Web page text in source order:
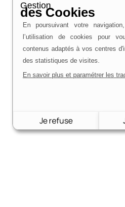
Gestion
des Cookies
En poursuivant votre
l’utilisation de cookies pour
contenus adaptés à vos centres
des statistiques de visites.
En savoir plus et paramétrer les
Je refuse